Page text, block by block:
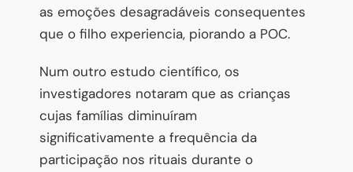
as emoções desagradáveis consequentes
que o filho experiencia, piorando a POC.
Num outro estudo científico, os
investigadores notaram que as crianças
cujas famílias diminuíram
significativamente a frequência da
participação nos rituais durante o